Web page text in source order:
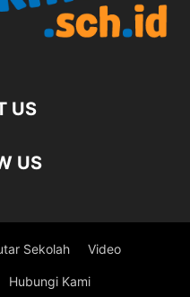
US
US
Sekolah Video
Hubungi Kami